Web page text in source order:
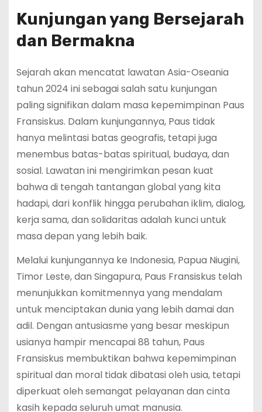
Kunjungan yang Bersejarah
dan Bermakna
Sejarah akan mencatat lawatan Asia-Oseania
tahun 2024 ini sebagai salah satu kunjungan
paling signifikan dalam masa kepemimpinan Paus
Fransiskus. Dalam kunjungannya, Paus tidak
hanya melintasi batas geografis, tetapi juga
menembus batas-batas spiritual, budaya, dan
sosial. Lawatan ini mengirimkan pesan kuat
bahwa di tengah tantangan global yang kita
hadapi, dari konflik hingga perubahan iklim, dialog,
kerja sama, dan solidaritas adalah kunci untuk
masa depan yang lebih baik.
Melalui kunjungannya ke Indonesia, Papua Niugini,
Timor Leste, dan Singapura, Paus Fransiskus telah
menunjukkan komitmennya yang mendalam
untuk menciptakan dunia yang lebih damai dan
adil. Dengan antusiasme yang besar meskipun
usianya hampir mencapai 88 tahun, Paus
Fransiskus membuktikan bahwa kepemimpinan
spiritual dan moral tidak dibatasi oleh usia, tetapi
diperkuat oleh semangat pelayanan dan cinta
kasih kepada seluruh umat manusia.